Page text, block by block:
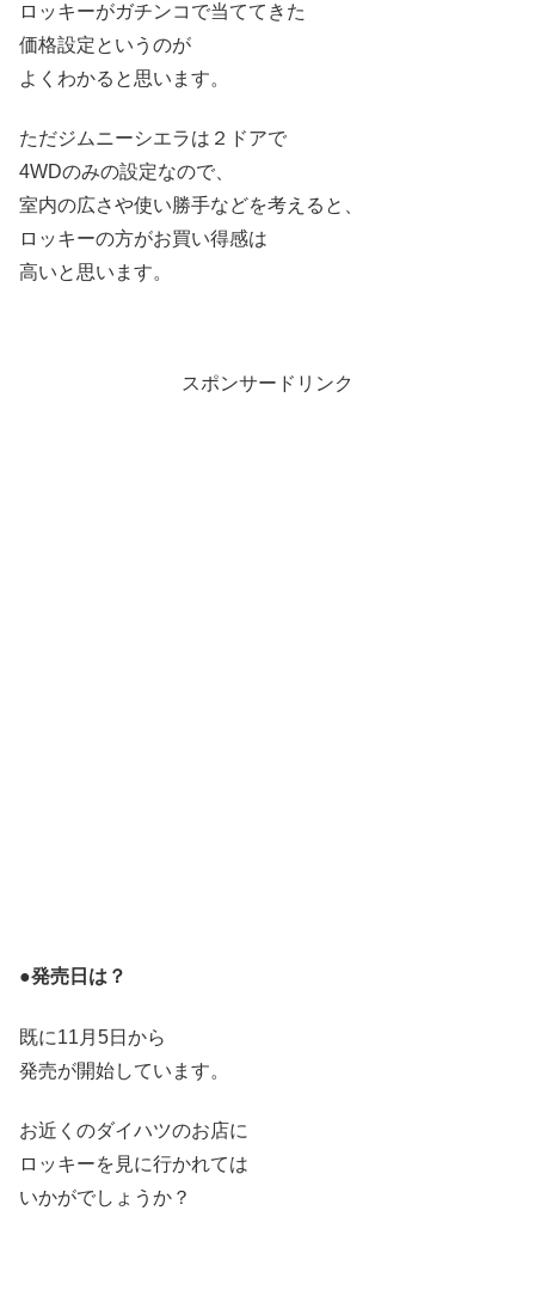
ロッキーがガチンコで当ててきた
価格設定というのが
よくわかると思います。
ただジムニーシエラは２ドアで
4WDのみの設定なので、
室内の広さや使い勝手などを考えると、
ロッキーの方がお買い得感は
高いと思います。
スポンサードリンク
●発売日は？
既に11月5日から
発売が開始しています。
お近くのダイハツのお店に
ロッキーを見に行かれては
いかがでしょうか？